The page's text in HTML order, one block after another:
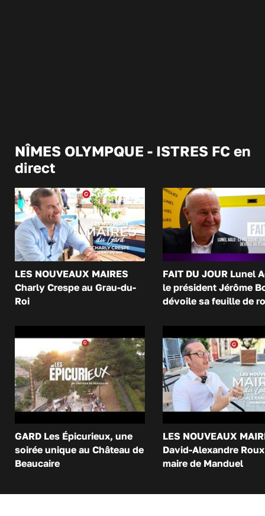
NÎMES OLYMPQUE - ISTRES FC en
direct
LES NOUVEAUX MAIRES
Charly Crespe au Grau-du-
Roi
FAIT DU JOUR Lunel
le président Jérôme
dévoile sa feuille de
GARD Les Épicurieux, une
soirée unique au Château de
Beaucaire
LES NOUVEAUX
David-Alexandre
maire de Manduel